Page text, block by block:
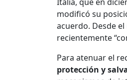
modificó su
acuerdo. Desde
recientemente
Para atenuar el
protección y